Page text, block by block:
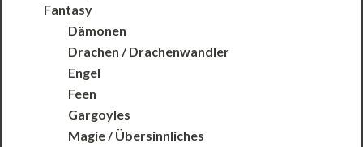
Fantasy
Dämonen
Drachen / Drachenwandler
Engel
Feen
Gargoyles
Magie / Übersinnliches